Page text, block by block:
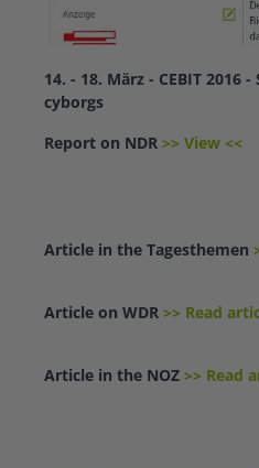
14. - 18. März - CEBIT 2016
cyborgs
Report on NDR >> View <<
Article in the Tagesthemen
Article on WDR >> Read
Article in the NOZ >> Read